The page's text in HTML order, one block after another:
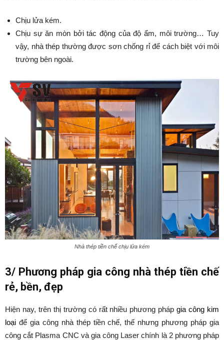
Chịu lửa kém.
Chịu sự ăn mòn bởi tác động của độ ẩm, môi trường… Tuy
vậy, nhà thép thường được sơn chống rỉ để cách biệt với môi
trường bên ngoài.
Nhà thép tiền chế chịu lửa kém
3/ Phương pháp gia công nhà thép tiền chế
rẻ, bền, đẹp
Hiện nay, trên thị trường có rất nhiều phương phápgia công kim
loại để gia công nhà thép tiền chế, thế nhưng phương pháp gia
công cắt Plasma CNC và gia công Laser chính là 2 phương pháp